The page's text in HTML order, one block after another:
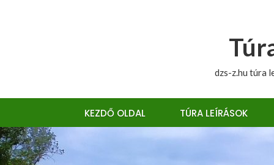
dzs-z.hu túra
KEZDŐ OLDAL TÚRA LEÍRÁSOK